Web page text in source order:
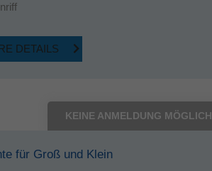
DETAILS
KEINE ANMELDUNG MÖGLICH
für Groß und Klein